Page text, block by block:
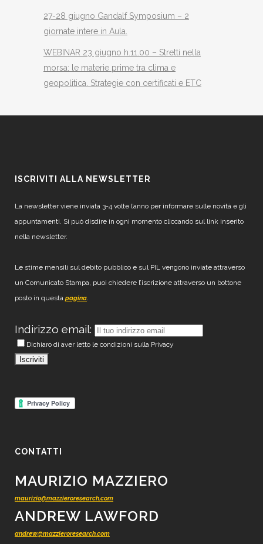
27-28 giugno Gandalf Symposium – 2
giornate intere in Aula.
WEBINAR 23 giugno h.11.00 – Stretti nella
morsa: le materie prime tra clima e
geopolitica. Strategie con certificati e ETC
ISCRIVITI ALLA NEWSLETTER
La newsletter viene inviata 3-4 volte l’anno per informare sulle novità e gli
appuntamenti. Si può disdire in ogni momento cliccando sul link inserito
nella newsletter.
Le stime mensili sul debito pubblico e sul PIL vengono inviate attraverso
un Comunicato Stampa, puoi chiedere l’iscrizione attraverso un bottone
posto in questa pagina.
Indirizzo email:
Dichiaro di aver letto le condizioni sulla Privacy
CONTATTI
MAURIZIO MAZZIERO
maurizio@mazzieroresearch.com
ANDREW LAWFORD
andrew@mazzieroresearch.com